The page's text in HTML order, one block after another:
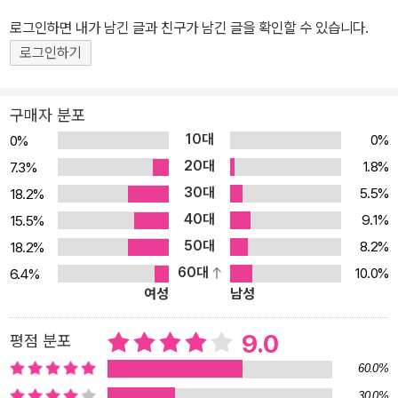
도 멈추지 않고 끊임없이 탐구하며 미처 완벽하게 채우지 못한 지식
의 공백에 인문학을 더한다. 그렇게 역사와 신화, 예술과 문화, 자연과
지리를 넘나드는 다채로운 인문학적 지식을 생생한 경험담과 함께 한
서 사색에 잠기다 17세기 스웨덴의 거대한 전함은 어째서 출항하자
마자 침몰해버렸을까? 햄릿의 성 지하에 잠들어 있다는 덴마크의 영
웅은 과연 누구일까? 노르웨이 피오르를 감상하기 위한 가장 좋은 방
법은? 헬싱키에는 북유럽 디자인의 거장이 설계한 서점이 있다? 미
국 의회는 왜 아이슬란드에 탐험가의 동상을 기증했을까? 북유럽 신
화가 유독 거칠고 비장한 이유는? 스웨덴, 덴마크, 노르웨이, 핀란드,
아이슬란드. 북유럽을 대표하는 5개국의 이름들은 익숙하면서도 어
쩐지 낯설다. 그래서 북유럽 여행의 모든 순간은 배움의 시작이다. 사
소한 것 하나하나가 호기심을 불러일으킨다. 꼬리에 꼬리를 물고 이
어지는 질문들 속에서 저자는 시종일관 유쾌하고 솔직하다. 덴마크의
‘작은 인어상’ 앞에서 느낀 측은지심도, 핀란드의 산타 마을에서 느낀
로그인하면 내가 남긴 글과 친구가 남긴 글을 확인할 수 있습니다.
로그인하기
구매자 분포
0% 10대
0%
7.3%
20대
1.8%
18.2%
30대
5.5%
15.5%
40대
9.1%
18.2%
50대
8.2%
6.4%
60대
10.0%
여성
남성
평점 분포 9.0
60.0%